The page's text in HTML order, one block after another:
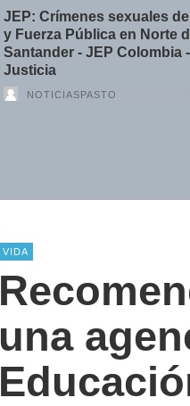
JEP: Crímenes sexuales
y Fuerza Pública en Norte
Santander - JEP Colombia -
Justicia
NOTICIASPASTO
VIDA
una